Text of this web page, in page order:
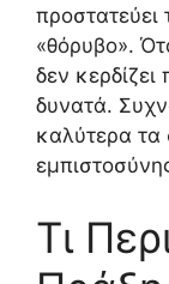
προστατεύει
«θόρυβο».
δεν
δυνατά.
καλύτερα
Τι